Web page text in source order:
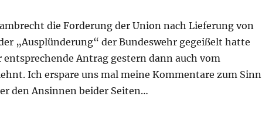
die Forderung der Union nach Lieferung von
„Ausplünderung“ der Bundeswehr gegeißelt hatte
entsprechende Antrag gestern dann auch vom
Ich erspare uns mal meine Kommentare zum Sinn
den Ansinnen beider Seiten…